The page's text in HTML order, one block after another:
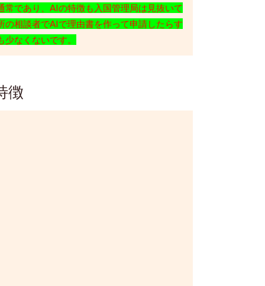
であり、AIの特徴も入国管理局は見抜いて
相談者でAIで理由書を作って申請したらす
なくないです。
徴